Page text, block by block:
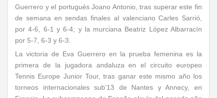
Guerrero y el portugués Joano Antonio, tras superar este fin
de semana en sendas finales al valenciano Carles Sarrió,
por 4-6, 6-1 y 6-4; y la murciana Beatriz López Albarracín
por 5-7, 6-3 y 6-3.
La victoria de Eva Guerrero en la prueba femenina es la
primera de la jugadora andaluza en el circuito europeo
Tennis Europe Junior Tour, tras ganar este mismo año los
torneos internacionales sub’13 de Nantes y Annecy, en